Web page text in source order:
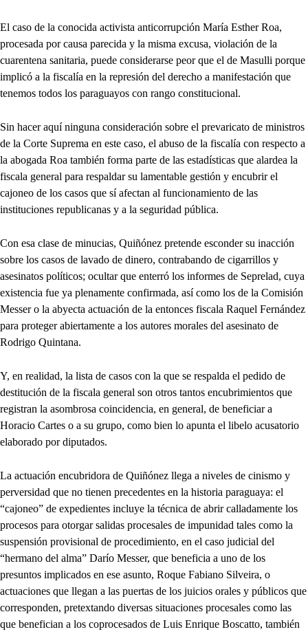
El caso de la conocida activista anticorrupción María Esther Roa,
procesada por causa parecida y la misma excusa, violación de la
cuarentena sanitaria, puede considerarse peor que el de Masulli porque
implicó a la fiscalía en la represión del derecho a manifestación que
tenemos todos los paraguayos con rango constitucional.
Sin hacer aquí ninguna consideración sobre el prevaricato de ministros
de la Corte Suprema en este caso, el abuso de la fiscalía con respecto a
la abogada Roa también forma parte de las estadísticas que alardea la
fiscala general para respaldar su lamentable gestión y encubrir el
cajoneo de los casos que sí afectan al funcionamiento de las
instituciones republicanas y a la seguridad pública.
Con esa clase de minucias, Quiñónez pretende esconder su inacción
sobre los casos de lavado de dinero, contrabando de cigarrillos y
asesinatos políticos; ocultar que enterró los informes de Seprelad, cuya
existencia fue ya plenamente confirmada, así como los de la Comisión
Messer o la abyecta actuación de la entonces fiscala Raquel Fernández
para proteger abiertamente a los autores morales del asesinato de
Rodrigo Quintana.
Y, en realidad, la lista de casos con la que se respalda el pedido de
destitución de la fiscala general son otros tantos encubrimientos que
registran la asombrosa coincidencia, en general, de beneficiar a
Horacio Cartes o a su grupo, como bien lo apunta el libelo acusatorio
elaborado por diputados.
La actuación encubridora de Quiñónez llega a niveles de cinismo y
perversidad que no tienen precedentes en la historia paraguaya: el
“cajoneo” de expedientes incluye la técnica de abrir calladamente los
procesos para otorgar salidas procesales de impunidad tales como la
suspensión provisional de procedimiento, en el caso judicial del
“hermano del alma” Darío Messer, que beneficia a uno de los
presuntos implicados en ese asunto, Roque Fabiano Silveira, o
actuaciones que llegan a las puertas de los juicios orales y públicos que
corresponden, pretextando diversas situaciones procesales como las
que benefician a los coprocesados de Luis Enrique Boscatto, también